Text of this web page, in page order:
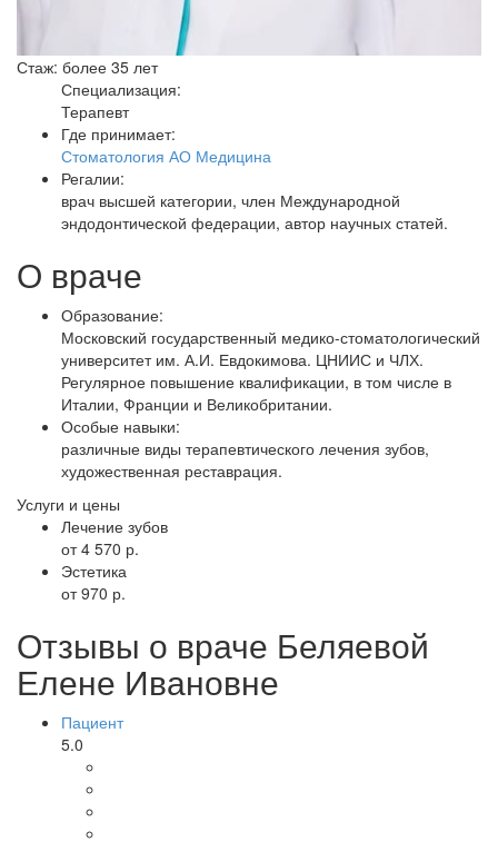
Стаж: более 35 лет
Специализация:
Терапевт
Где принимает:
Стоматология АО Медицина
Регалии:
врач высшей категории, член Международной
эндодонтической федерации, автор научных статей.
О враче
Образование:
Московский государственный медико-стоматологический
университет им. А.И. Евдокимова. ЦНИИС и ЧЛХ.
Регулярное повышение квалификации, в том числе в
Италии, Франции и Великобритании.
Особые навыки:
различные виды терапевтического лечения зубов,
художественная реставрация.
Услуги и цены
Лечение зубов
от 4 570 р.
Эстетика
от 970 р.
Отзывы о враче Беляевой
Елене Ивановне
Пациент
5.0